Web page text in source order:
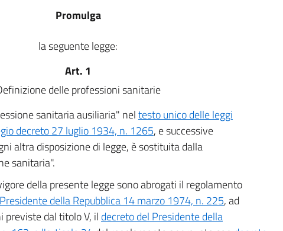
Promulga
la seguente legge:
Art. 1
delle professioni sanitarie
sanitaria ausiliaria" neltesto unico delle leggi
decreto 27 luglio 1934, n. 1265, e successive
altra disposizione di legge, è sostituita dalla
sanitaria".
della presente legge sono abrogati il regolamento
della Repubblica 14 marzo 1974, n. 225, ad
previste dal titolo V, il decreto del Presidente della